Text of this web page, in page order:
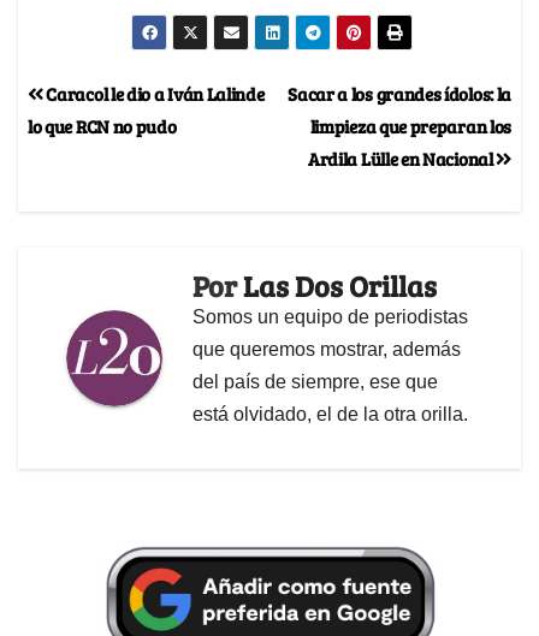
Sacar a los grandes ídolos: la
limpieza que preparan los
Ardila Lülle en Nacional
Caracol le dio a Iván Lalinde
lo que RCN no pudo
PorLas Dos Orillas
Somos un equipo de periodistas
que queremos mostrar, además
del país de siempre, ese que
está olvidado, el de la otra orilla.